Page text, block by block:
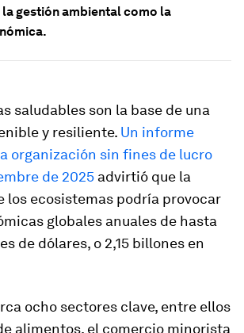
gestión ambiental como la
saludables son la base de una
y resiliente. Un informe
organización sin fines de lucro
de 2025 advirtió que la
los ecosistemas podría provocar
globales anuales de hasta
de dólares, o 2,15 billones en
ocho sectores clave, entre ellos
alimentos, el comercio minorista